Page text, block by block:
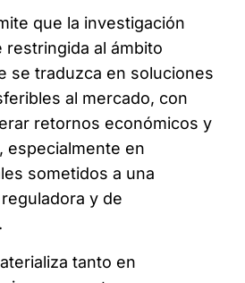
que la investigación
restringida al ámbito
se traduzca en soluciones
al mercado, con
retornos económicos y
especialmente en
sometidos a una
y de
tanto en